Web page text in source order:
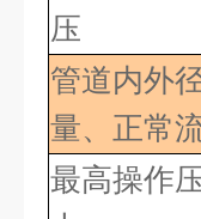
压
管道内外
量、正常
最高操作